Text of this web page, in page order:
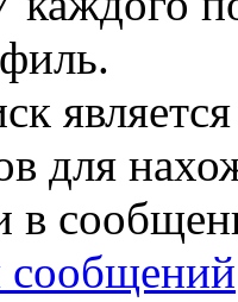
для
в
сообщений